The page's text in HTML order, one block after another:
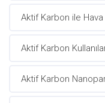
Aktif Karbon ile
Aktif Karbon
Aktif Karbon